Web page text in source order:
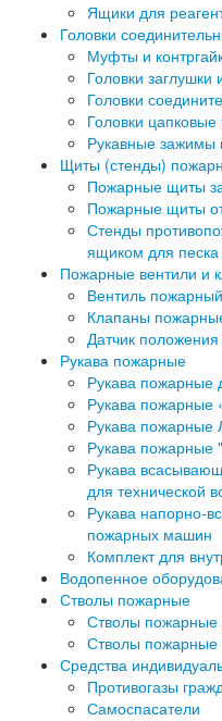
Ящики для
Головки
Муфты и
Головки заглушки
Головки
Головки
Рукавные зажимы
Щиты (стенды)
Пожарные щиты
Пожарные щиты
Стенды
ящиком для
Пожарные вентили и
Вентиль пожарный
Клапаны
Датчик
Рукава пожарные
Рукава пожарные
Рукава пожарные
Рукава пожарные
Рукава пожарные
Рукава
для технической
Рукава напорно-
пожарных машин
Комплект для
Водопенное
Стволы пожарные
Стволы пожарные
Стволы
Средства
Противогазы
Самоспасатели